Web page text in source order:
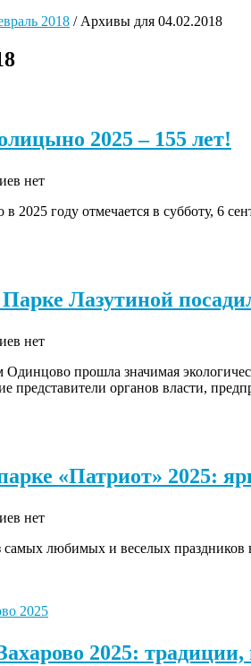
2018 / Архивы для 04.02.2018
2025 – 155 лет!
нет
2025 году отмечается в субботу, 6
Лазутиной
нет
прошла значимая
представители органов власти,
«Патриот» 2025:
нет
любимых и веселых праздников
2025: